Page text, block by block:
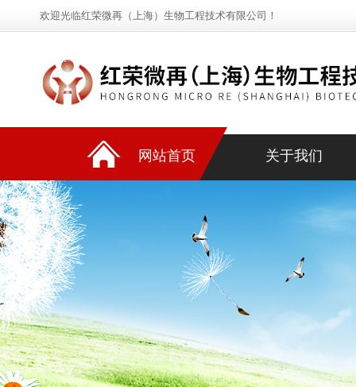
欢迎光临红荣微再（上海）生物工程技术有限公司！
网站首页 关于我们